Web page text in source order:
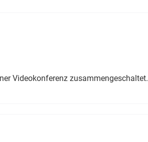
Videokonferenz zusammengeschaltet.